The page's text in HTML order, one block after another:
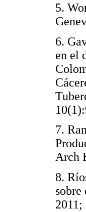
5.
6.
en el
7.
Arch
8.
sobre